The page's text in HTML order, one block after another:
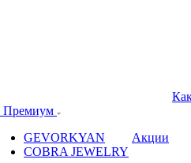
Премиум
GEVORKYAN
COBRA JEWELRY
Акции